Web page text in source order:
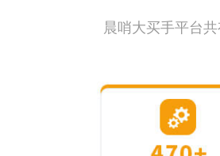
晨哨大买手平台